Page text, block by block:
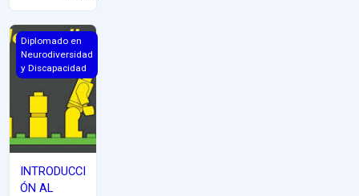
INTRODUCCIÓN AL NEURODESARROLLO
Diplomado en
Neurodiversidad
y Discapacidad
INTRODUCCI
ÓN AL